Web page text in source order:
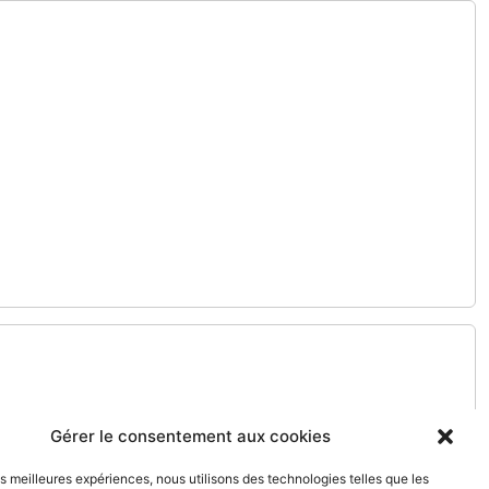
Gérer le consentement aux cookies
meilleures expériences, nous utilisons des technologies telles que les